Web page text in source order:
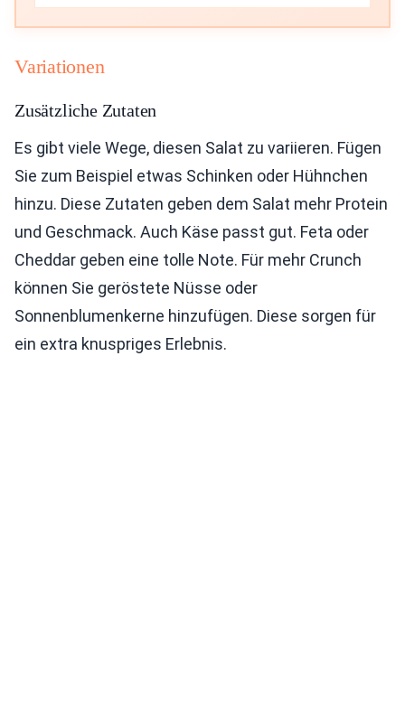
Variationen
Zusätzliche Zutaten
Es gibt viele Wege, diesen Salat zu variieren. Fügen
Sie zum Beispiel etwas Schinken oder Hühnchen
hinzu. Diese Zutaten geben dem Salat mehr Protein
und Geschmack. Auch Käse passt gut. Feta oder
Cheddar geben eine tolle Note. Für mehr Crunch
können Sie geröstete Nüsse oder
Sonnenblumenkerne hinzufügen. Diese sorgen für
ein extra knuspriges Erlebnis.